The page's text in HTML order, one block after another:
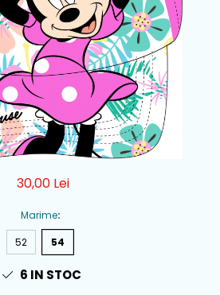
30,00 Lei
Marime:
52
54
6 IN STOC